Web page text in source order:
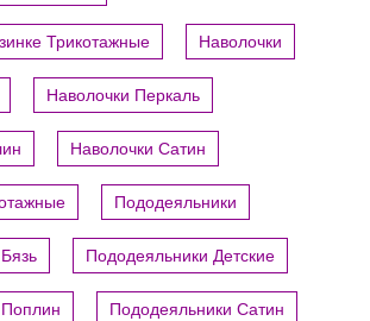
Трикотажные Наволочки
Наволочки Перкаль
Наволочки Сатин
Пододеяльники
Пододеяльники Детские
Пододеяльники Сатин